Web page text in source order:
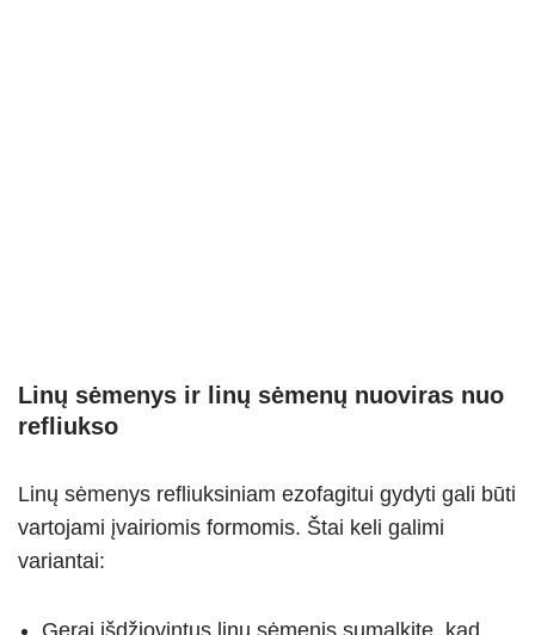
Linų sėmenys ir linų sėmenų nuoviras nuo
refliukso
Linų sėmenys refliuksiniam ezofagitui gydyti gali būti
vartojami įvairiomis formomis. Štai keli galimi
variantai:
Gerai išdžiovintus linų sėmenis sumalkite, kad